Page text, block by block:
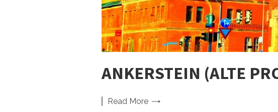
ANKERSTEIN (ALTE
Read More